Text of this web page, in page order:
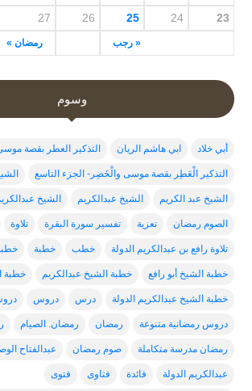
« رجب رمضان »
23
24
25
26
27
وسوم
أبي خلاد ابي هاشم الريان التذكير العطر بقصة
التذكير الْعَطِر بقصة موسى والْخَضِر- الجزء التاسع
الشيخ عبد الكريم الشيخ عبدالكريم الشيخ
الصوم رمضان تعزية تفسير سورة البقرة تلاوة
تلاوة رافع بن عبدالكريم الدولة خطب خطبة
خطبة الشيخ أبو رافع خطبة الشيخ عبدالكربم خطبة
خطبة الشيخ عبدالكريم الدولة درس دروس
دروس رمضانية متنوعة رمضان رمضان. الصيام
رمضان مدرسة متكاملة صوم رمضان عبدالفتاح
عبدالكريم الدولة فائدة فتاوى فتوى